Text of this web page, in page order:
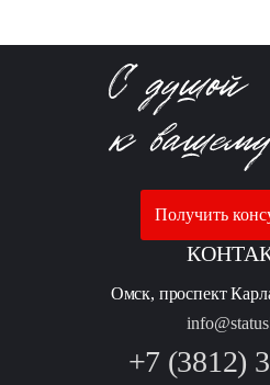
Получить
Омск, проспект
+7 (3812)